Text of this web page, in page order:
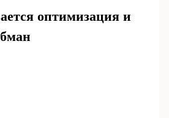
оптимизация и